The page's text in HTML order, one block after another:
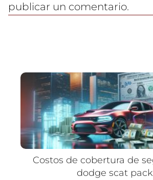
publicar un comentario.
Costos de cobertura de
dodge scat pack